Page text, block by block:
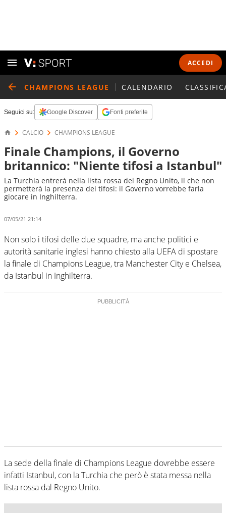
ACCEDI
CHAMPIONS LEAGUE CALENDARIO
Seguici su: Google Discover Fonti preferite
CALCIO CHAMPIONS LEAGUE
Finale Champions, il Governo
britannico: "Niente tifosi a Istanbul"
La Turchia entrerà nella lista rossa del Regno Unito, il che non
permetterà la presenza dei tifosi: il Governo vorrebbe farla
giocare in Inghilterra.
07/05/21 21:14
Non solo i tifosi delle due squadre, ma anche politici e
autorità sanitarie inglesi hanno chiesto alla UEFA di spostare
la finale di Champions League, tra Manchester City e Chelsea,
da Istanbul in Inghilterra.
La sede della finale di Champions League dovrebbe essere
infatti Istanbul, con la Turchia che però è stata messa nella
lista rossa dal Regno Unito.